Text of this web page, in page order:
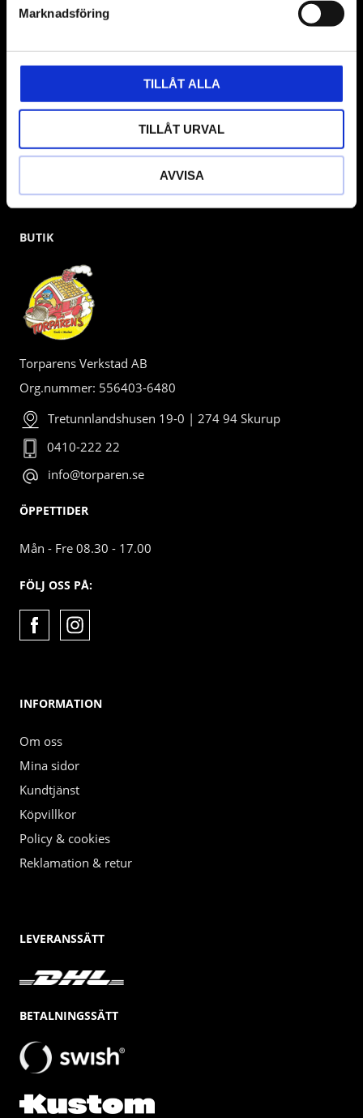
Marknadsföring
TILLÅT ALLA
TILLÅT URVAL
AVVISA
& däckmaskiner och Master luftmaskiner. Kontakta oss
gärna om vad som helst då vi gör vårt yttersta för att hjälpa
kunden.
BUTIK
Torparens Verkstad AB
Org.nummer: 556403-6480
Tretunnlandshusen 19-0 | 274 94 Skurup
0410-222 22
info@torparen.se
ÖPPETTIDER
Mån - Fre 08.30 - 17.00
FÖLJ OSS PÅ:
INFORMATION
Om oss
Mina sidor
Kundtjänst
Köpvillkor
Policy & cookies
Reklamation & retur
LEVERANSSÄTT
BETALNINGSSÄTT